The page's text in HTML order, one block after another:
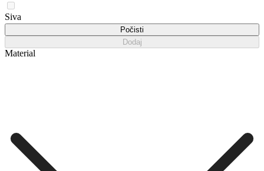
Siva
Počisti
Dodaj
Material